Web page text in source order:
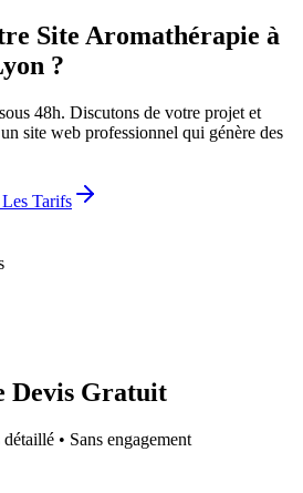
Site Aromathérapie à
?
sous 48h. Discutons de votre projet et
site web professionnel qui génère des
Tarifs
Devis Gratuit
• Sans engagement